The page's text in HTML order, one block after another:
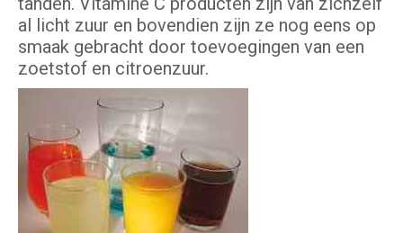
al licht zuur en bovendien zijn ze nog eens op
smaak gebracht door toevoegingen van een
zoetstof en citroenzuur.